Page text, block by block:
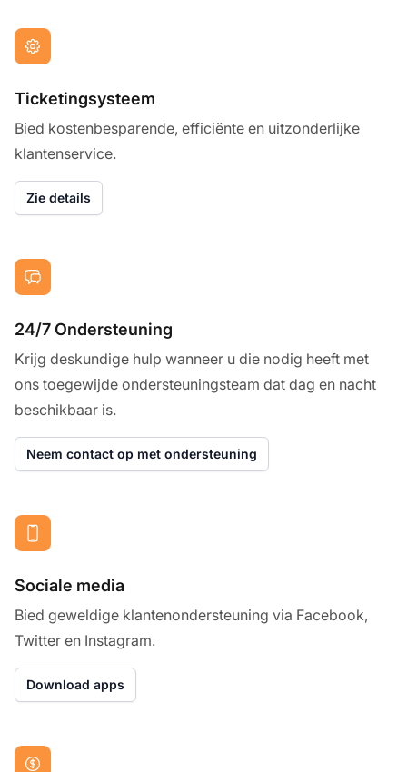
Ticketingsysteem
Bied kostenbesparende, efficiënte en uitzonderlijke
klantenservice.
Zie details
24/7 Ondersteuning
Krijg deskundige hulp wanneer u die nodig heeft met
ons toegewijde ondersteuningsteam dat dag en nacht
beschikbaar is.
Neem contact op met ondersteuning
Sociale media
Bied geweldige klantenondersteuning via Facebook,
Twitter en Instagram.
Download apps